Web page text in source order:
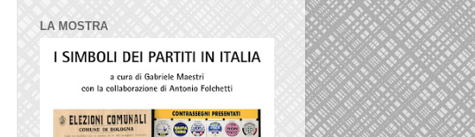
LA MOSTRA